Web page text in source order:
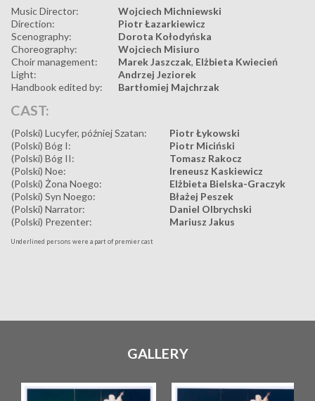
Music Director:
Wojciech Michniewski
Direction:
Piotr Łazarkiewicz
Scenography:
Dorota Kołodyńska
Choreography:
Wojciech Misiuro
Choir management:
Marek Jaszczak, Elżbieta Kwiecień
Light:
Andrzej Jeziorek
Handbook edited by:
Bartłomiej Majchrzak
CAST:
(Polski) Lucyfer, później Szatan:
Piotr Łykowski
(Polski) Bóg I:
Piotr Miciński
(Polski) Bóg II:
Tomasz Rakocz
(Polski) Noe:
Ireneusz Kaskiewicz
(Polski) Żona Noego:
Elżbieta Bielska-Graczyk
(Polski) Syn Noego:
Błażej Peszek
(Polski) Narrator:
Daniel Olbrychski
(Polski) Prezenter:
Mariusz Jakus
Underlined persons were a part of premier cast
GALLERY